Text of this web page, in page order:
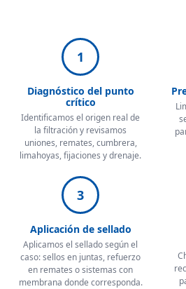
1
Diagnóstico del punto
crítico
Identificamos el origen real de
la filtración y revisamos
uniones, remates, cumbrera,
limahoyas, fijaciones y drenaje.
3
Aplicación de sellado
Aplicamos el sellado según el
caso: sellos en juntas, refuerzo
en remates o sistemas con
membrana donde corresponda.